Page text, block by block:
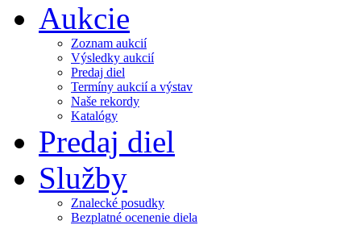
Aukcie
Zoznam aukcií
Výsledky aukcií
Predaj diel
Termíny aukcií a výstav
Naše rekordy
Katalógy
Predaj diel
Služby
Znalecké posudky
Bezplatné ocenenie diela